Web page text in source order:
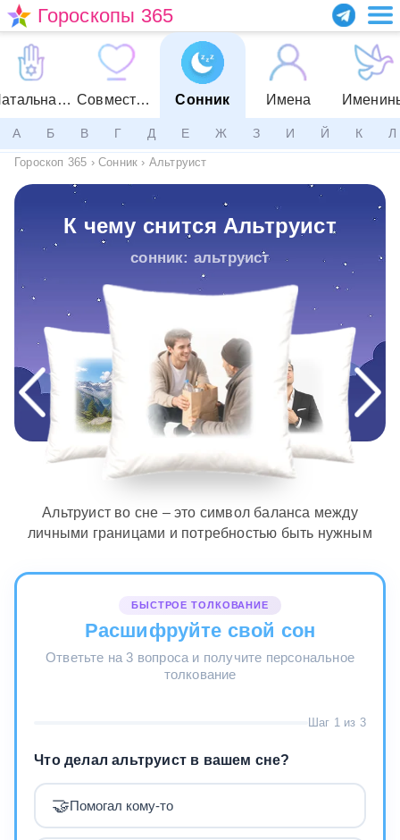
Гороскопы 365
Натальная карта Совместимость Сонник Имена
А Б В Г Д Е Ж З И Й К Л
Гороскоп 365 › Сонник › Альтруист
К чему снится Альтруист
сонник: альтруист
Альтруист во сне – это символ баланса между
личными границами и потребностью быть нужным
БЫСТРОЕ ТОЛКОВАНИЕ
Расшифруйте свой сон
Ответьте на 3 вопроса и получите персональное
толкование
Шаг 1 из 3
Что делал альтруист в вашем сне?
🤝Помогал кому-то